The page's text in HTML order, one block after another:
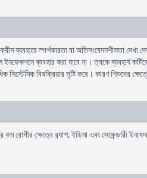
ব্যবহারে স্পর্শকারতা বা অতিসংবেদনশীলতা
ব্যবহার করা যাবে না। ত্বকে ব্যবহার্য
বিষক্রিয়ার সৃষ্টি করে। কারণ শিশুদের
রােগীর ক্ষেত্রে র‍্যাশ, ইডিমা এবং সেকেন্ডারী